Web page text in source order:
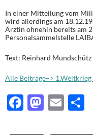
In einer Mitteilung vom
wird allerdings am
Ärztin ohnehin bereits am
Personalsammelstelle
Text: Reinhard Mundschütz
Alle Beiträge–>
F
M E